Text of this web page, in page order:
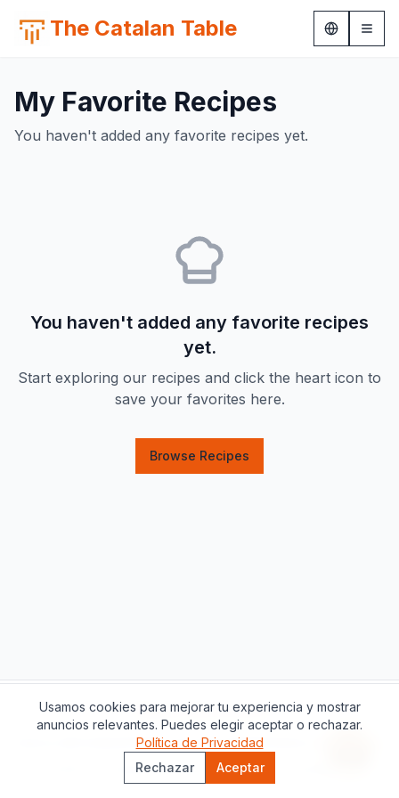
The Catalan Table
My Favorite Recipes
You haven't added any favorite recipes yet.
You haven't added any favorite recipes
yet.
Start exploring our recipes and click the heart icon to
save your favorites here.
Browse Recipes
Apoya este proyecto
Política de PrivacidadTérminos del Servicio
The Catalan Table.Todos los derechos reservados.
Usamos cookies para mejorar tu experiencia y mostrar
anuncios relevantes. Puedes elegir aceptar o rechazar.
Política de Privacidad
Rechazar
Aceptar